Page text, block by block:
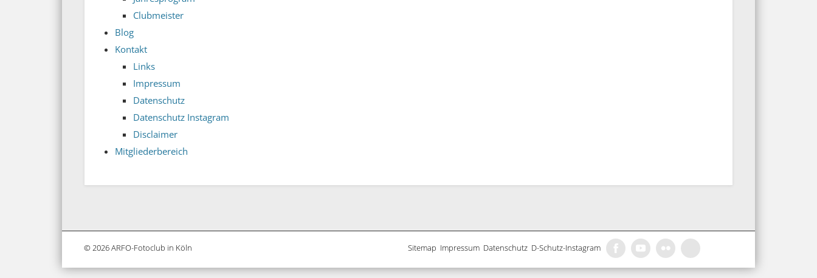
Clubmeister
Blog
Kontakt
Links
Impressum
Datenschutz
Datenschutz Instagram
Disclaimer
Mitgliederbereich
© 2026 ARFO-Fotoclub in Köln Sitemap Impressum.. Datenschutz.. D-Schutz-Instagram..